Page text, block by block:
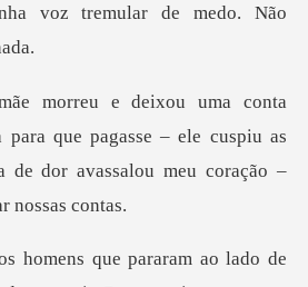
voz tremul
para que pagasse – ele cuspiu as
de dor